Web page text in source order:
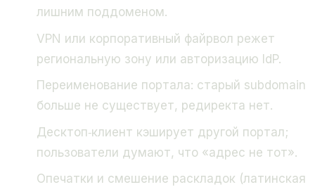
лишним поддоменом.
VPN или корпоративный файрвол режет
региональную зону или авторизацию IdP.
Переименование портала: старый subdomain
больше не существует, редиректа нет.
Десктоп‑клиент кэширует другой портал;
пользователи думают, что «адрес не тот».
Опечатки и смешение раскладок (латинская